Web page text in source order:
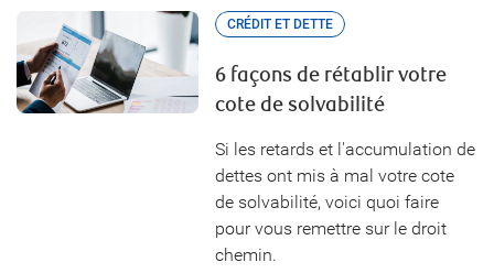
CRÉDIT ET DETTE
6 façons de rétablir votre
cote de solvabilité
Si les retards et l'accumulation de
dettes ont mis à mal votre cote
de solvabilité, voici quoi faire
pour vous remettre sur le droit
chemin.